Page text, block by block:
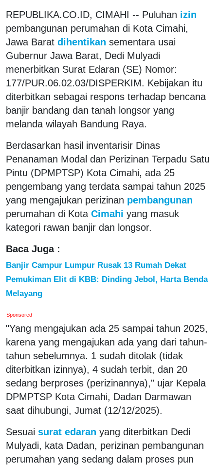
REPUBLIKA.CO.ID, CIMAHI -- Puluhan izin
pembangunan perumahan di Kota Cimahi,
Jawa Barat dihentikan sementara usai
Gubernur Jawa Barat, Dedi Mulyadi
menerbitkan Surat Edaran (SE) Nomor:
177/PUR.06.02.03/DISPERKIM. Kebijakan itu
diterbitkan sebagai respons terhadap bencana
banjir bandang dan tanah longsor yang
melanda wilayah Bandung Raya.
Berdasarkan hasil inventarisir Dinas
Penanaman Modal dan Perizinan Terpadu Satu
Pintu (DPMPTSP) Kota Cimahi, ada 25
pengembang yang terdata sampai tahun 2025
yang mengajukan perizinan pembangunan
perumahan di Kota Cimahi yang masuk
kategori rawan banjir dan longsor.
Baca Juga :
Banjir Campur Lumpur Rusak 13 Rumah Dekat
Pemukiman Elit di KBB: Dinding Jebol, Harta Benda
Melayang
Sponsored
"Yang mengajukan ada 25 sampai tahun 2025,
karena yang mengajukan ada yang dari tahun-
tahun sebelumnya. 1 sudah ditolak (tidak
diterbitkan izinnya), 4 sudah terbit, dan 20
sedang berproses (perizinannya)," ujar Kepala
DPMPTSP Kota Cimahi, Dadan Darmawan
saat dihubungi, Jumat (12/12/2025).
Sesuai surat edaran yang diterbitkan Dedi
Mulyadi, kata Dadan, perizinan pembangunan
perumahan yang sedang dalam proses pun